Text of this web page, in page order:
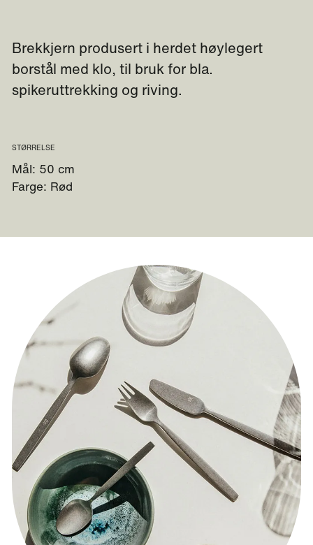
Brekkjern produsert i herdet høylegert
borstål med klo, til bruk for bla.
spikeruttrekking og riving.
STØRRELSE
Mål: 50 cm
Farge: Rød